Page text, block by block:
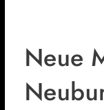
Neue